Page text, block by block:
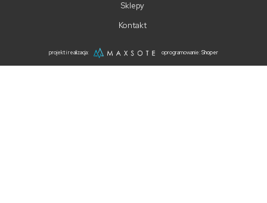
Sklepy
Kontakt